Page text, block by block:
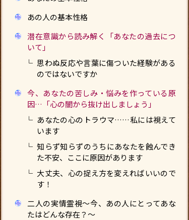
あの人の基本性格
潜在意識から読み解く「あなたの過去につ
いて」
思わぬ反応や言葉に傷ついた経験がある
のではないですか
今、あなたの苦しみ・悩みを作っている原
因…「心の闇から抜け出しましょう」
あなたの心のトラウマ……私には視えて
います
知らず知らずのうちにあなたを蝕んでき
た不安、ここに原因があります
大丈夫、心の捉え方を変えればいいので
す！
二人の実情霊視〜今、あの人にとってあな
たはどんな存在？〜